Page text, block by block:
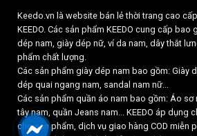
Keedo.vn là website bán lẻ thời trang cao
KEEDO. Các sản phẩm KEEDO cung cấp bao
dép nam, giày dép nữ, ví da nam, dây thắt
phẩm chất lượng.
Các sản phẩm giày dép nam bao gồm: Giày
dép quai ngang nam, sandal nam nữ...
Các sản phẩm quần áo nam bao gồm: Áo sơ
tây nam, quần Jeans nam... KEEDO áp dụng
cho sản phẩm, dịch vụ giao hàng COD miễn